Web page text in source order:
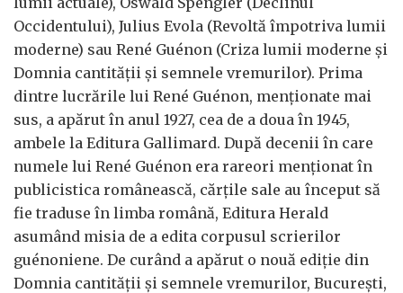
Occidentului), Julius Evola (Revoltă împotriva lumii
moderne) sau René Guénon (Criza lumii moderne și
Domnia cantității și semnele vremurilor). Prima
dintre lucrările lui René Guénon, menționate mai
sus, a apărut în anul 1927, cea de a doua în 1945,
ambele la Editura Gallimard. După decenii în care
numele lui René Guénon era rareori menționat în
publicistica românească, cărțile sale au început să
fie traduse în limba română, Editura Herald
asumând misia de a edita corpusul scrierilor
guénoniene. De curând a apărut o nouă ediție din
Domnia cantității și semnele vremurilor, București,